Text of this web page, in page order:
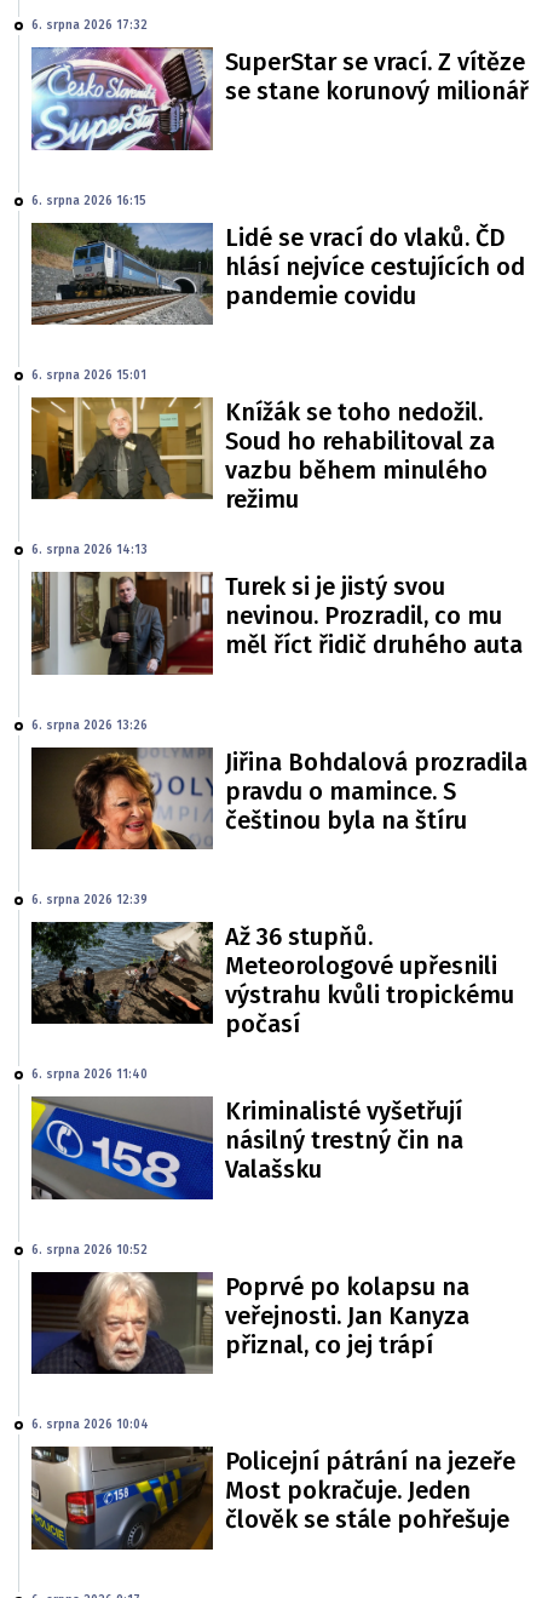
6. srpna 2026 17:32
SuperStar se vrací. Z vítěze
se stane korunový milionář
6. srpna 2026 16:15
Lidé se vrací do vlaků. ČD
hlásí nejvíce cestujících od
pandemie covidu
6. srpna 2026 15:01
Knížák se toho nedožil.
Soud ho rehabilitoval za
vazbu během minulého
režimu
6. srpna 2026 14:13
Turek si je jistý svou
nevinou. Prozradil, co mu
měl říct řidič druhého auta
6. srpna 2026 13:26
Jiřina Bohdalová prozradila
pravdu o mamince. S
češtinou byla na štíru
6. srpna 2026 12:39
Až 36 stupňů.
Meteorologové upřesnili
výstrahu kvůli tropickému
počasí
6. srpna 2026 11:40
Kriminalisté vyšetřují
násilný trestný čin na
Valašsku
6. srpna 2026 10:52
Poprvé po kolapsu na
veřejnosti. Jan Kanyza
přiznal, co jej trápí
6. srpna 2026 10:04
Policejní pátrání na jezeře
Most pokračuje. Jeden
člověk se stále pohřešuje